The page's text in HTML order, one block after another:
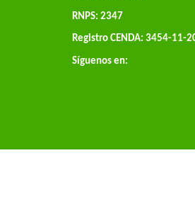
RNPS: 2347
Registro CENDA: 3454-11-
Síguenos en: